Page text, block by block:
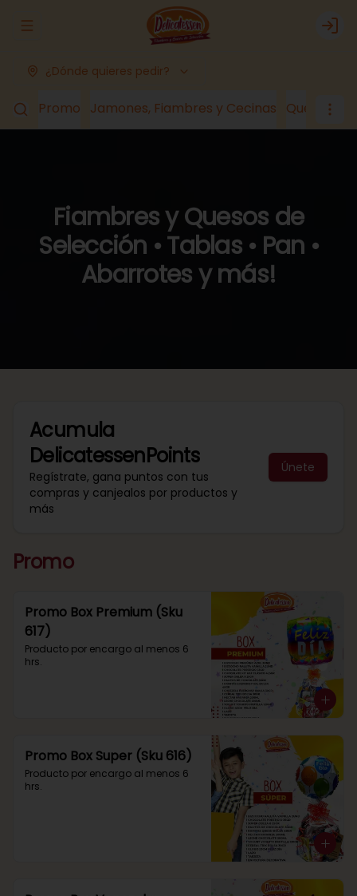
Abrir menu de navegación Login
¿Dónde quieres pedir?
Promo Jamones, Fiambres y Cecinas Quesos
Fiambres y Quesos de
Selección • Tablas • Pan •
Abarrotes y más!
Acumula
DelicatessenPoints
Regístrate, gana puntos con tus
compras y canjealos por productos y
más
Únete
Promo
Promo Box Premium (Sku
617)
Producto por encargo al menos 6
hrs.
Promo Box Super (Sku 616)
Producto por encargo al menos 6
hrs.